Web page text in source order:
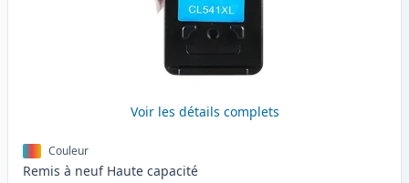
Voir les détails complets
Couleur
Remis à neuf Haute capacité